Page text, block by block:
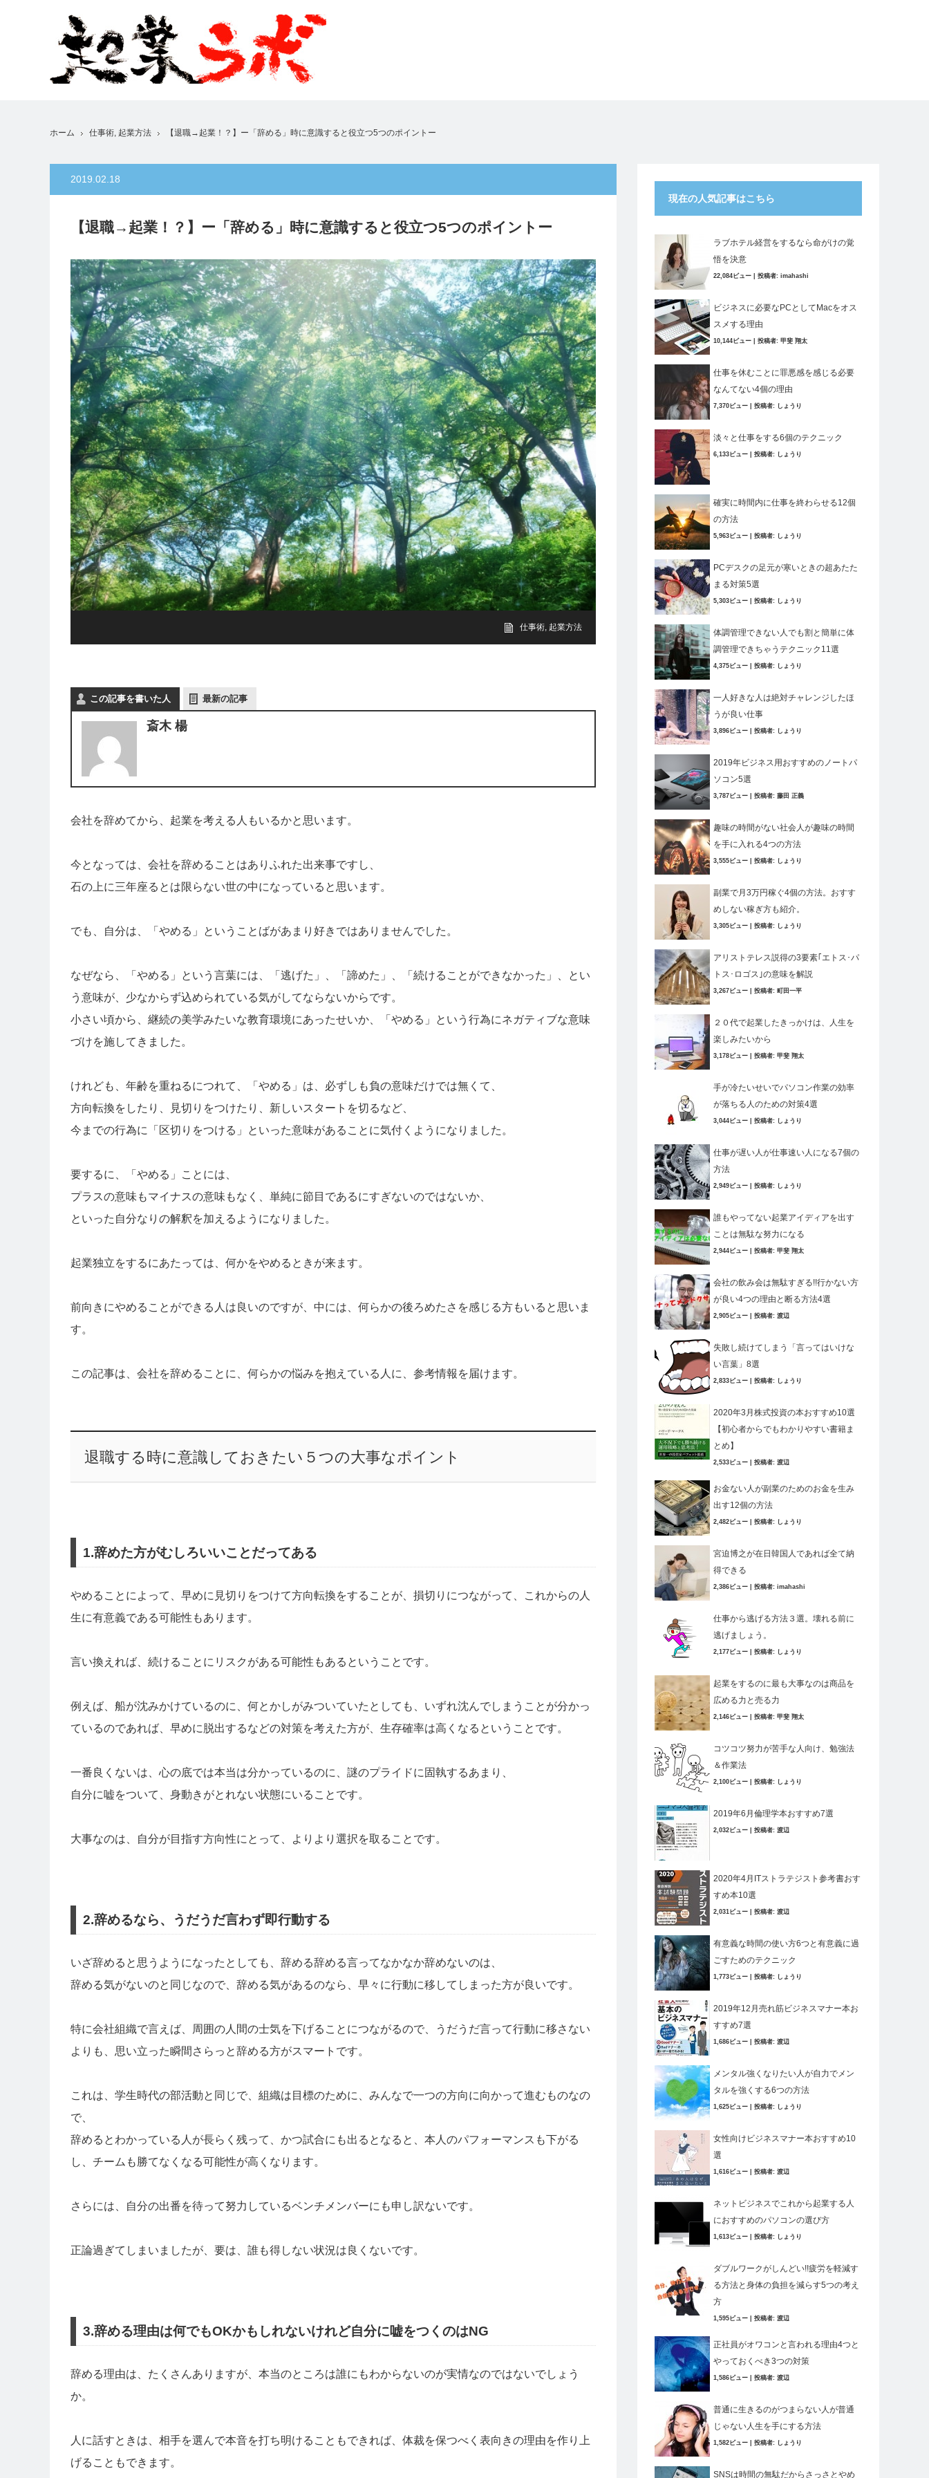
ホーム 仕事術, 起業方法 【退職→起業！？】ー「辞める」時に意識すると役立つ5つのポイントー
2019.02.18
【退職→起業！？】ー「辞める」時に意識すると役立つ5つのポイントー
仕事術, 起業方法
この記事を書いた人 最新の記事
斎木 楊
会社を辞めてから、起業を考える人もいるかと思います。
今となっては、会社を辞めることはありふれた出来事ですし、
石の上に三年座るとは限らない世の中になっていると思います。
でも、自分は、「やめる」ということばがあまり好きではありませんでした。
なぜなら、「やめる」という言葉には、「逃げた」、「諦めた」、「続けることができなかった」、とい
う意味が、少なからず込められている気がしてならないからです。
小さい頃から、継続の美学みたいな教育環境にあったせいか、「やめる」という行為にネガティブな意味
づけを施してきました。
けれども、年齢を重ねるにつれて、「やめる」は、必ずしも負の意味だけでは無くて、
方向転換をしたり、見切りをつけたり、新しいスタートを切るなど、
今までの行為に「区切りをつける」といった意味があることに気付くようになりました。
要するに、「やめる」ことには、
プラスの意味もマイナスの意味もなく、単純に節目であるにすぎないのではないか、
といった自分なりの解釈を加えるようになりました。
起業独立をするにあたっては、何かをやめるときが来ます。
前向きにやめることができる人は良いのですが、中には、何らかの後ろめたさを感じる方もいると思いま
す。
この記事は、会社を辞めることに、何らかの悩みを抱えている人に、参考情報を届けます。
退職する時に意識しておきたい５つの大事なポイント
1.辞めた方がむしろいいことだってある
やめることによって、早めに見切りをつけて方向転換をすることが、損切りにつながって、これからの人
生に有意義である可能性もあります。
言い換えれば、続けることにリスクがある可能性もあるということです。
例えば、船が沈みかけているのに、何とかしがみついていたとしても、いずれ沈んでしまうことが分かっ
ているのであれば、早めに脱出するなどの対策を考えた方が、生存確率は高くなるということです。
一番良くないは、心の底では本当は分かっているのに、謎のプライドに固執するあまり、
自分に嘘をついて、身動きがとれない状態にいることです。
大事なのは、自分が目指す方向性にとって、よりより選択を取ることです。
2.辞めるなら、うだうだ言わず即行動する
いざ辞めると思うようになったとしても、辞める辞める言ってなかなか辞めないのは、
辞める気がないのと同じなので、辞める気があるのなら、早々に行動に移してしまった方が良いです。
特に会社組織で言えば、周囲の人間の士気を下げることにつながるので、うだうだ言って行動に移さない
よりも、思い立った瞬間さらっと辞める方がスマートです。
これは、学生時代の部活動と同じで、組織は目標のために、みんなで一つの方向に向かって進むものなの
で、
辞めるとわかっている人が長らく残って、かつ試合にも出るとなると、本人のパフォーマンスも下がる
し、チームも勝てなくなる可能性が高くなります。
さらには、自分の出番を待って努力しているベンチメンバーにも申し訳ないです。
正論過ぎてしまいましたが、要は、誰も得しない状況は良くないです。
3.辞める理由は何でもOKかもしれないけれど自分に嘘をつくのはNG
辞める理由は、たくさんありますが、本当のところは誰にもわからないのが実情なのではないでしょう
か。
人に話すときは、相手を選んで本音を打ち明けることもできれば、体裁を保つべく表向きの理由を作り上
げることもできます。
現在の人気記事はこちら
ラブホテル経営をするなら命がけの覚
悟を決意
22,084ビュー 投稿者: imahashi
ビジネスに必要なPCとしてMacをオス
スメする理由
10,144ビュー 投稿者: 甲斐 翔太
仕事を休むことに罪悪感を感じる必要
なんてない4個の理由
7,370ビュー 投稿者: しょうり
淡々と仕事をする6個のテクニック
6,133ビュー 投稿者: しょうり
確実に時間内に仕事を終わらせる12個
の方法
5,963ビュー 投稿者: しょうり
PCデスクの足元が寒いときの超あたた
まる対策5選
5,303ビュー 投稿者: しょうり
体調管理できない人でも割と簡単に体
調管理できちゃうテクニック11選
4,375ビュー 投稿者: しょうり
一人好きな人は絶対チャレンジしたほ
うが良い仕事
3,896ビュー 投稿者: しょうり
2019年ビジネス用おすすめのノートパ
ソコン5選
3,787ビュー 投稿者: 藤田 正義
趣味の時間がない社会人が趣味の時間
を手に入れる4つの方法
3,555ビュー 投稿者: しょうり
副業で月3万円稼ぐ4個の方法。おすす
めしない稼ぎ方も紹介。
3,305ビュー 投稿者: しょうり
アリストテレス説得の3要素｢エトス･パ
トス･ロゴス｣の意味を解説
3,267ビュー 投稿者: 町田一平
２０代で起業したきっかけは、人生を
楽しみたいから
3,178ビュー 投稿者: 甲斐 翔太
手が冷たいせいでパソコン作業の効率
が落ちる人のための対策4選
3,044ビュー 投稿者: しょうり
仕事が遅い人が仕事速い人になる7個の
方法
2,949ビュー 投稿者: しょうり
誰もやってない起業アイディアを出す
ことは無駄な努力になる
2,944ビュー 投稿者: 甲斐 翔太
会社の飲み会は無駄すぎる!!行かない方
が良い4つの理由と断る方法4選
2,905ビュー 投稿者: 渡辺
失敗し続けてしまう「言ってはいけな
い言葉」8選
2,833ビュー 投稿者: しょうり
2020年3月株式投資の本おすすめ10選
【初心者からでもわかりやすい書籍ま
とめ】
2,533ビュー 投稿者: 渡辺
お金ない人が副業のためのお金を生み
出す12個の方法
2,482ビュー 投稿者: しょうり
宮迫博之が在日韓国人であれば全て納
得できる
2,386ビュー 投稿者: imahashi
仕事から逃げる方法３選。壊れる前に
逃げましょう。
2,177ビュー 投稿者: しょうり
起業をするのに最も大事なのは商品を
広める力と売る力
2,146ビュー 投稿者: 甲斐 翔太
コツコツ努力が苦手な人向け、勉強法
＆作業法
2,100ビュー 投稿者: しょうり
2019年6月倫理学本おすすめ7選
2,032ビュー 投稿者: 渡辺
2020年4月ITストラテジスト参考書おす
すめ本10選
2,031ビュー 投稿者: 渡辺
有意義な時間の使い方6つと有意義に過
ごすためのテクニック
1,773ビュー 投稿者: しょうり
2019年12月売れ筋ビジネスマナー本お
すすめ7選
1,686ビュー 投稿者: 渡辺
メンタル強くなりたい人が自力でメン
タルを強くする6つの方法
1,625ビュー 投稿者: しょうり
女性向けビジネスマナー本おすすめ10
選
1,616ビュー 投稿者: 渡辺
ネットビジネスでこれから起業する人
におすすめのパソコンの選び方
1,613ビュー 投稿者: しょうり
ダブルワークがしんどい!!疲労を軽減す
る方法と身体の負担を減らす5つの考え
方
1,595ビュー 投稿者: 渡辺
正社員がオワコンと言われる理由4つと
やっておくべき3つの対策
1,586ビュー 投稿者: 渡辺
普通に生きるのがつまらない人が普通
じゃない人生を手にする方法
1,582ビュー 投稿者: しょうり
SNSは時間の無駄だからさっさとやめ